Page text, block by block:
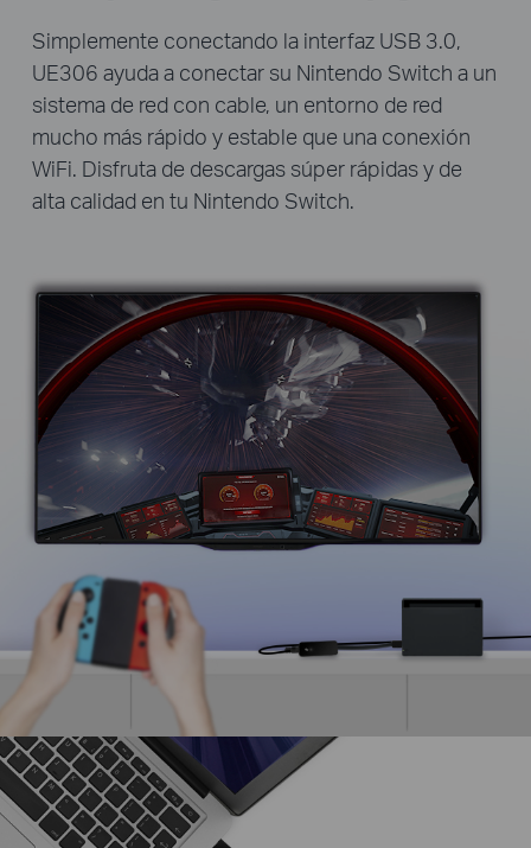
Simplemente conectando la interfaz USB 3.0,
UE306 ayuda a conectar su Nintendo Switch a un
sistema de red con cable, un entorno de red
mucho más rápido y estable que una conexión
WiFi. Disfruta de descargas súper rápidas y de
alta calidad en tu Nintendo Switch.